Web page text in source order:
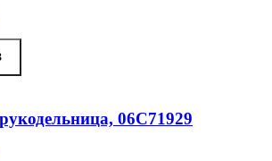
06С71929